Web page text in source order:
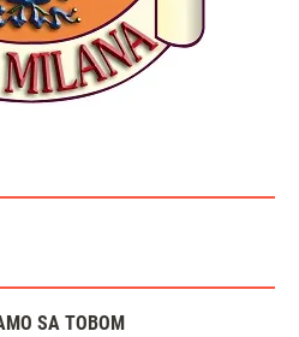
SA TOBOM